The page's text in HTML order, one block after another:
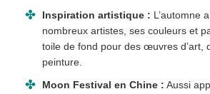
Inspiration artistique : L’automne
nombreux artistes, ses couleurs et
toile de fond pour des œuvres d’art,
peinture.
Moon Festival en Chine : Aussi